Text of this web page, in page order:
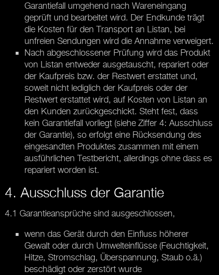
Garantiefall umgehend nach Wareneingang
geprüft und bearbeitet wird. Der Endkunde trägt
die Kosten für den Transport an Listan, bei
unfreien Sendungen wird die Annahme verweigert.
Nach abgeschlossener Prüfung wird das Produkt
von Listan entweder ausgetauscht, repariert oder
der Kaufpreis bzw. der Restwert erstattet und,
soweit nicht lediglich der Kaufpreis oder der
Restwert erstattet wird, auf Kosten von Listan an
den Kunden zurückgeschickt. Steht fest, dass
kein Garantiefall vorliegt (siehe Ziffer 4: Ausschluss
der Garantie), so erfolgt eine Rücksendung des
eingesandten Produktes zusammen mit einem
ausführlichen Testbericht, allerdings ohne dass es
repariert worden ist.
4. Ausschluss der Garantie
4.1 Garantieansprüche sind ausgeschlossen,
wenn das Gerät durch den Einfluss höherer
Gewalt oder durch Umwelteinflüsse (Feuchtigkeit,
Hitze, Stromschlag, Überspannung, Staub o.ä.)
beschädigt oder zerstört wurde